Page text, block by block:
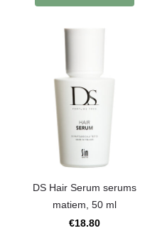
DS Hair Serum serums
matiem, 50 ml
€18.80